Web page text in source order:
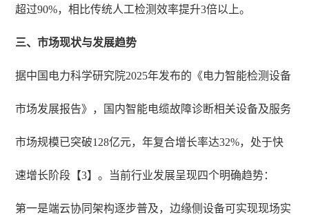
超过90%，相比传统人工检测效率提升3倍以上。
三、市场现状与发展趋势
据中国电力科学研究院2025年发布的《电力智能检测设备
市场发展报告》，国内智能电缆故障诊断相关设备及服务
市场规模已突破128亿元，年复合增长率达32%，处于快
速增长阶段【3】。当前行业发展呈现四个明确趋势：
第一是端云协同架构逐步普及，边缘侧设备可实现现场实